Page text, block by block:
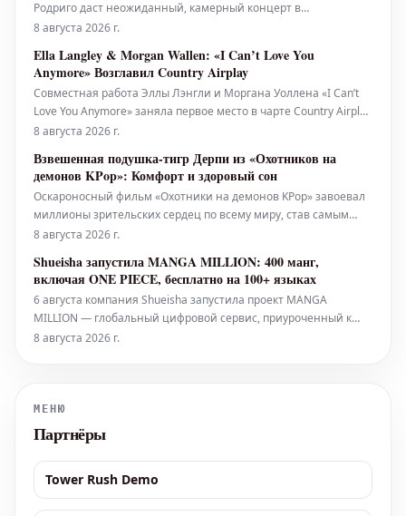
Родриго даст неожиданный, камерный концерт в
бруклинском клубе "Варшава" – панк-площадке в стиле
около 1100 человек – тем же вечером. Менее чем за 30 минут
очередь за билетами, к
8 августа 2026 г.
Ella Langley & Morgan Wallen: «I Can’t Love You
Anymore» Возглавил Country Airplay
Совместная работа Эллы Лэнгли и Моргана Уоллена «I Can’t
Love You Anymore» заняла первое место в чарте Country Airplay
всего за 15 недель. Для Лэнгли это пятый, а для Уоллена —
набрала 33,4 миллиона прослушиваний в период с 31 июля
по 6 ав
8 августа 2026 г.
Взвешенная подушка-тигр Дерпи из «Охотников на
демонов KPop»: Комфорт и здоровый сон
Оскароносный фильм «Охотники на демонов KPop» завоевал
миллионы зрительских сердец по всему миру, став самым
просматриваемым оригинальным фильмом Netflix за всю
атмосферные сцены фильма и его завораживающий
саундтрек также служат идеальным ф
8 августа 2026 г.
Shueisha запустила MANGA MILLION: 400 манг,
включая ONE PIECE, бесплатно на 100+ языках
6 августа компания Shueisha запустила проект MANGA
MILLION — глобальный цифровой сервис, приуроченный к
100-летию компании. Эта платформа предлагает около 400
8 августа 2026 г.
МЕНЮ
Партнёры
Tower Rush Demo